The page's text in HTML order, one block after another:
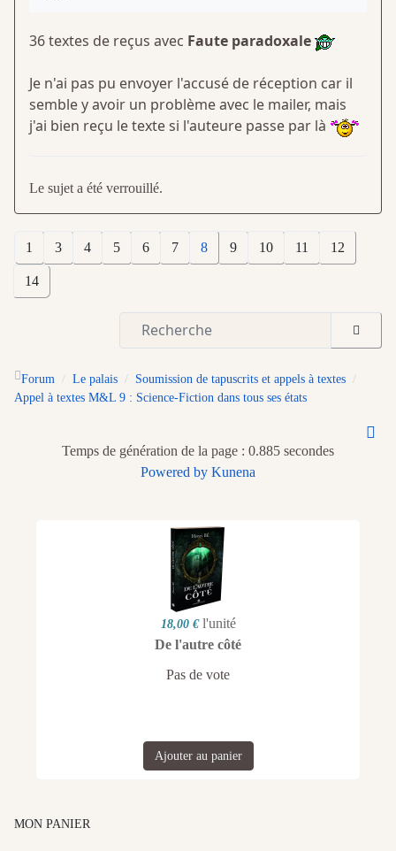
36 textes de reçus avec Faute paradoxale
Je n'ai pas pu envoyer l'accusé de réception car il
semble y avoir un problème avec le mailer, mais
j'ai bien reçu le texte si l'auteure passe par là
Le sujet a été verrouillé.
1 3 4 5 6 7 8 9 10 11 12
14
Forum Le palais
Soumission de tapuscrits et appels à textes
Appel à textes M&L 9 : Science-Fiction dans tous ses états
Temps de génération de la page : 0.885 secondes
Powered by Kunena
18,00 € l'unité
De l'autre côté
Pas de vote
Ajouter au panier
MON PANIER